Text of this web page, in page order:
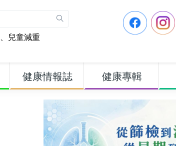
、 兒童減重
健康情報誌 健康專輯